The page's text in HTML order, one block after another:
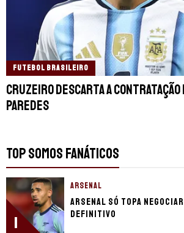
FUTEBOL BRASILEIRO
Cruzeiro descarta a contratação
Paredes
TOP SOMOS FANÁTICOS
1
ARSENAL
Arsenal só topa
definitivo